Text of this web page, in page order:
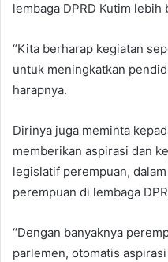
lembaga DPRD Kutim lebih
“Kita berharap kegiatan
untuk meningkatkan
harapnya.
Dirinya juga meminta
memberikan aspirasi dan
legislatif perempuan,
perempuan di lembaga
“Dengan banyaknya
parlemen, otomatis